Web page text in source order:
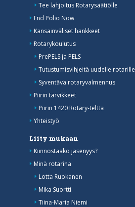
Tee lahjoitus Rotarysäätiölle
End Polio Now
Kansainväliset hankkeet
Rotarykoulutus
PrePELS ja PELS
Tutustumisvihjeitä uudelle rotarille
Syventävä rotaryvalmennus
Piirin tarvikkeet
Piirin 1420 Rotary-teltta
Yhteistyö
Liity mukaan
Kiinnostaako jäsenyys?
Minä rotarina
Lotta Ruokanen
Mika Suortti
Tiina-Maria Niemi